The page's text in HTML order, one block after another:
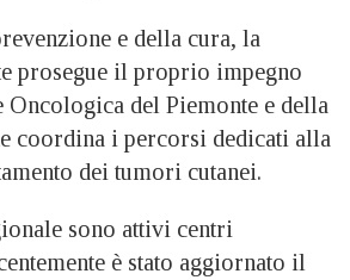
e della cura, la
prosegue il proprio impegno
Oncologica del Piemonte e della
coordina i percorsi dedicati alla
dei tumori cutanei.
sono attivi centri
è stato aggiornato il